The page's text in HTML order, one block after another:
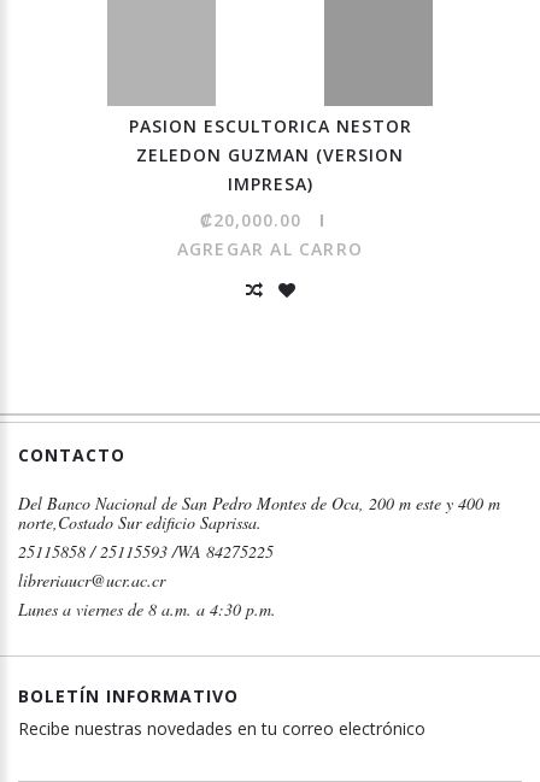
PASION ESCULTORICA NESTOR
ZELEDON GUZMAN (VERSION
IMPRESA)
₡20,000.00
AGREGAR AL CARRO
CONTACTO
Del Banco Nacional de San Pedro Montes de Oca, 200 m este y 400 m
norte,Costado Sur edificio Saprissa.
25115858 / 25115593 /WA 84275225
libreriaucr@ucr.ac.cr
Lunes a viernes de 8 a.m. a 4:30 p.m.
BOLETÍN INFORMATIVO
Recibe nuestras novedades en tu correo electrónico